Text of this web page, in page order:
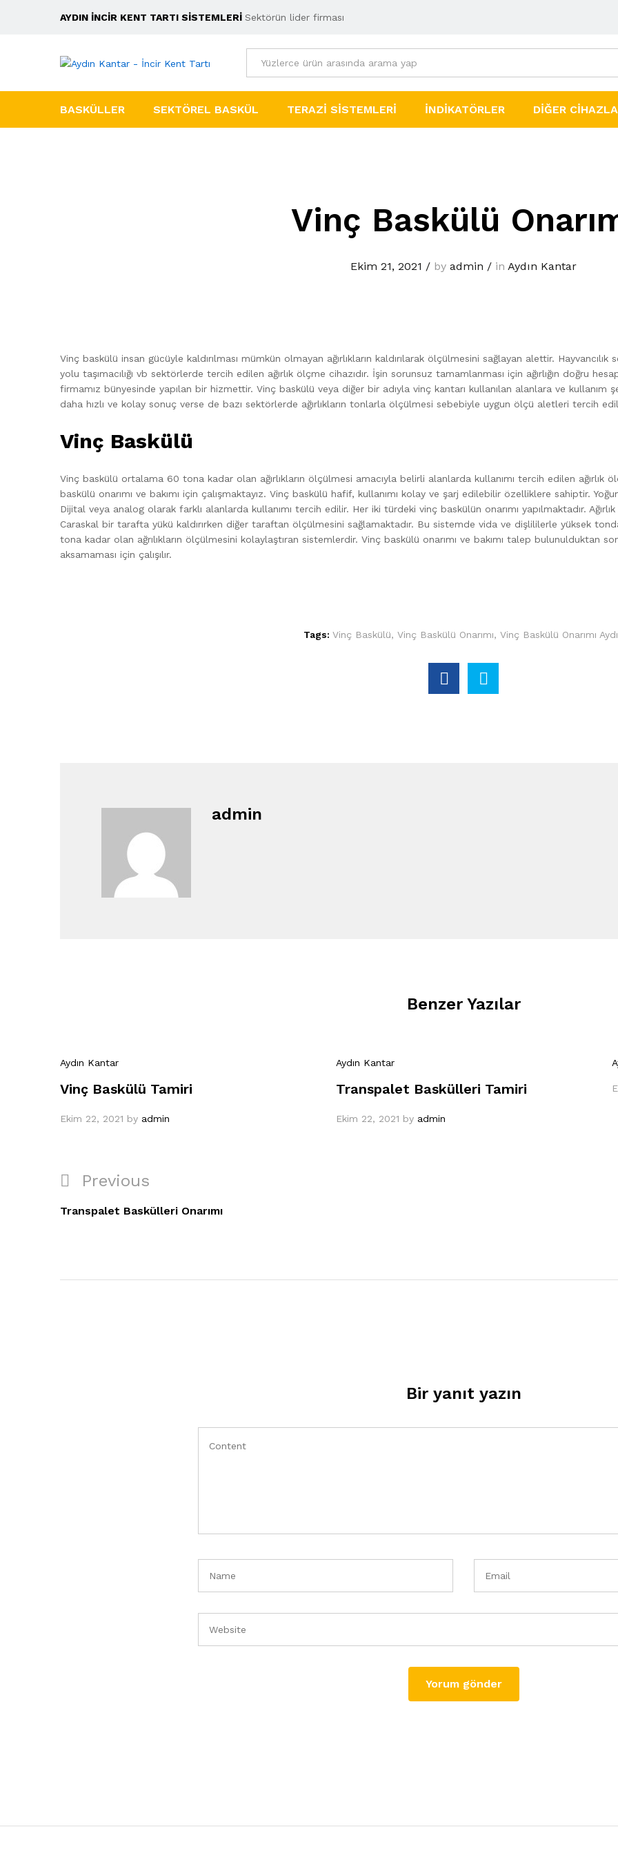
AYDIN İNCİR KENT TARTI SİSTEMLERİ Sektörün lider firması
Tümü
BASKÜLLER SEKTÖREL BASKÜL TERAZI SISTEMLERI İNDIKATÖRLER DIĞER
Vinç Baskülü
Ekim 21, 2021 / by admin / in Aydın Kantar
Vinç baskülü insan gücüyle kaldırılması mümkün olmayan ağırlıkların kaldırılarak ölçülmesini sağlayan alettir.
yolu taşımacılığı vb sektörlerde tercih edilen ağırlık ölçme cihazıdır. İşin sorunsuz tamamlanması için ağırlığın doğru
firmamız bünyesinde yapılan bir hizmettir. Vinç baskülü veya diğer bir adıyla vinç kantarı kullanılan alanlara ve
daha hızlı ve kolay sonuç verse de bazı sektörlerde ağırlıkların tonlarla ölçülmesi sebebiyle uygun ölçü aletleri tercih
Vinç Baskülü
Vinç baskülü ortalama 60 tona kadar olan ağırlıkların ölçülmesi amacıyla belirli alanlarda kullanımı tercih edilen ağırlık
baskülü onarımı ve bakımı için çalışmaktayız. Vinç baskülü hafif, kullanımı kolay ve şarj edilebilir özelliklere sahiptir.
Dijital veya analog olarak farklı alanlarda kullanımı tercih edilir. Her iki türdeki vinç baskülün onarımı yapılmaktadır.
Caraskal bir tarafta yükü kaldırırken diğer taraftan ölçülmesini sağlamaktadır. Bu sistemde vida ve dişlililerle yüksek
tona kadar olan ağrılıkların ölçülmesini kolaylaştıran sistemlerdir. Vinç baskülü onarımı ve bakımı talep bulunulduktan
aksamaması için çalışılır.
Tags: Vinç Baskülü, Vinç Baskülü Onarımı, Vinç Baskülü Onarımı
admin
Benzer Yazılar
Aydın Kantar
Vinç Baskülü Tamiri
Ekim 22, 2021 by admin
Aydın Kantar
Transpalet Baskülleri Tamiri
Ekim 22, 2021 by admin
Yazı
gezinmesi
Previous
Post
Previous
Transpalet Baskülleri Onarımı
Bir yanıt yazın